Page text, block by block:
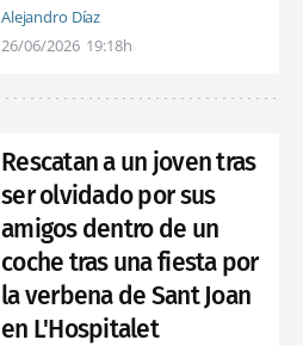
Alejandro Díaz
26/06/2026 19:18h
Rescatan a un joven tras
ser olvidado por sus
amigos dentro de un
coche tras una fiesta por
la verbena de Sant Joan
en L'Hospitalet